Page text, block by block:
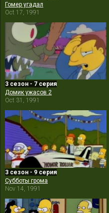
Гомер угадал
Oct 17, 1991
3 сезон - 7 серия
Домик ужасов 2
Oct 31, 1991
3 сезон - 9 серия
Субботы грома
Nov 14, 1991